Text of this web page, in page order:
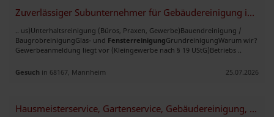
Zuverlässiger Subunternehmer für Gebäudereinigung im Raum Mannheim
.. us) ​Unterhaltsreinigung (Büros, Praxen, Gewerbe) ​Bauendreinigung /
Baugrobreinigung ​Glas- und Fensterreinigung​Grundreinigung ​Warum wir? ​
Gewerbeanmeldung liegt vor (Kleingewerbe nach § 19 UStG) ​Betriebs ..
Gesuch in 68167, Mannheim 25.07.2026
Hausmeisterservice, Gartenservice, Gebäudereinigung, Winterdienst